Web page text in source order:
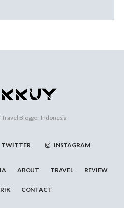
Travel Blogger Indonesia
TWITTER INSTAGRAM
ABOUT TRAVEL REVIEW
CONTACT